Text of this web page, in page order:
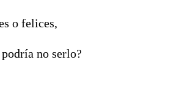
o felices,
no serlo?